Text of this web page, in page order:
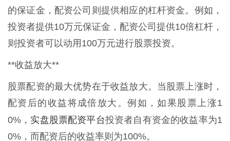
的保证金，配资公司则提供相应的杠杆资金。例如，
投资者提供10万元保证金，配资公司提供10倍杠杆，
则投资者可以动用100万元进行股票投资。
**收益放大**
股票配资的最大优势在于收益放大。当股票上涨时，
配资后的收益将成倍放大。例如，如果股票上涨1
0%， 实盘股票配资平台投资者自有资金的收益率为1
0%，而配资后的收益率则为100%。